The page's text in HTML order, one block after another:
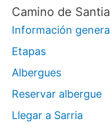
r
Camino de
Información
Etapas
Albergues
Reservar albergue
Llegar a Sarria